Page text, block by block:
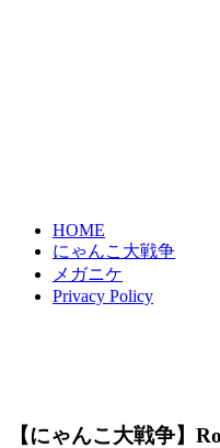
HOME
にゃんこ大戦争
メガニケ
Privacy Policy
【にゃんこ大戦争】